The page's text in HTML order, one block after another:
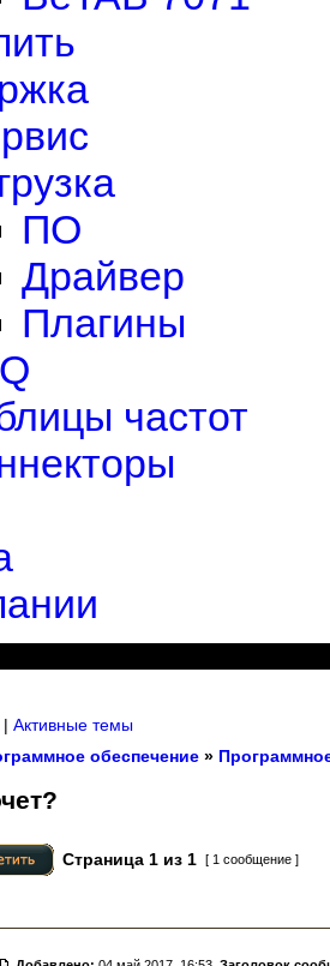
ПО
Драйвер
Плагины
частот
| Активные темы
обеспечение »
Страница 1 из 1 [ 1 сообщение ]